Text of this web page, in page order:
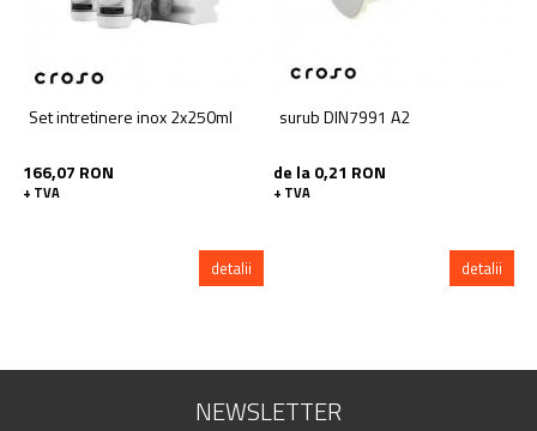
Set intretinere inox 2x250ml
166,07 RON
+ TVA
detalii
surub DIN7991 A2
de la 0,21 RON
+ TVA
detalii
NEWSLETTER